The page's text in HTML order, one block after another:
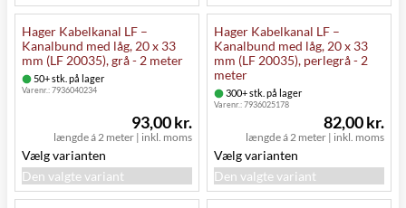
Hager Kabelkanal LF –
Kanalbund med låg, 20 x 33
mm (LF 20035), grå - 2 meter
50+ stk. på lager
Varenr.:7936040234
længde á 2 meter | inkl. moms
93,00 kr.
Vælg varianten
Den valgte variant
Hager Kabelkanal LF –
Kanalbund med låg, 20 x 33
mm (LF 20035), perlegrå - 2
meter
300+ stk. på lager
Varenr.:7936025178
længde á 2 meter | inkl. moms
82,00 kr.
Vælg varianten
Den valgte variant